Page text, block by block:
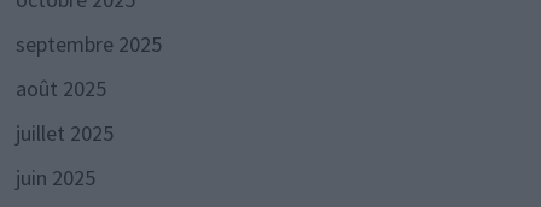
septembre 2025
août 2025
juillet 2025
juin 2025